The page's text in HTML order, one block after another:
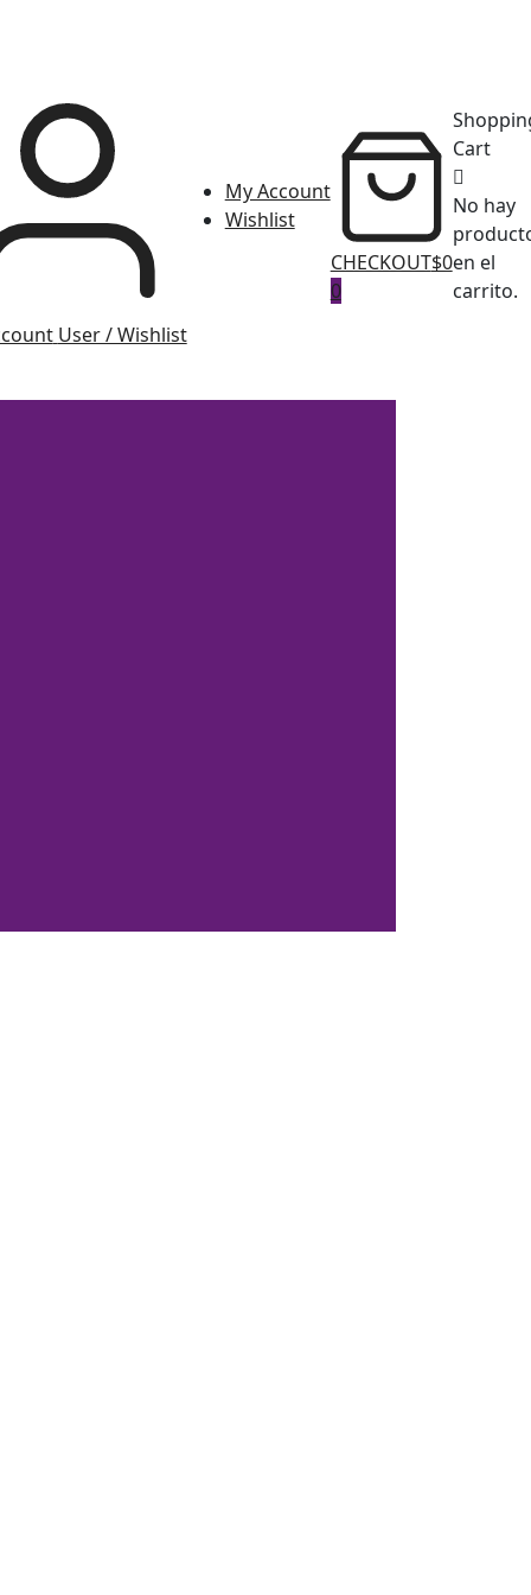
User / Wishlist
My Account
Wishlist
CHECKOUT$0
0
Cart
No hay
en el
carrito.